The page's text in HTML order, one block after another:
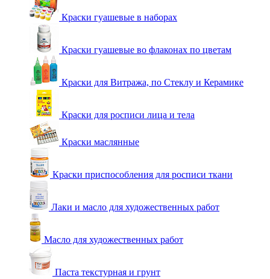
Краски гуашевые в наборах
Краски гуашевые во флаконах по цветам
Краски для Витража, по Стеклу и Керамике
Краски для росписи лица и тела
Краски маслянные
Краски приспособления для росписи ткани
Лаки и масло для художественных работ
Масло для художественных работ
Паста текстурная и грунт